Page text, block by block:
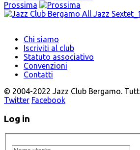
Prossima
Chi siamo
Iscriviti al club
Statuto associativo
Convenzioni
Contatti
© 2004-2022 Jazz Club Bergamo.
Twitter Facebook
Log in